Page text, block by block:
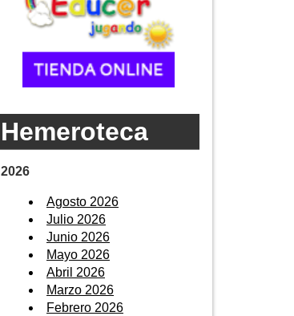
Hemeroteca
2026
Agosto 2026
Julio 2026
Junio 2026
Mayo 2026
Abril 2026
Marzo 2026
Febrero 2026